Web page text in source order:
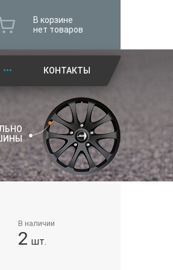
В корзине
нет товаров
КОНТАКТЫ
В наличии
2 шт.